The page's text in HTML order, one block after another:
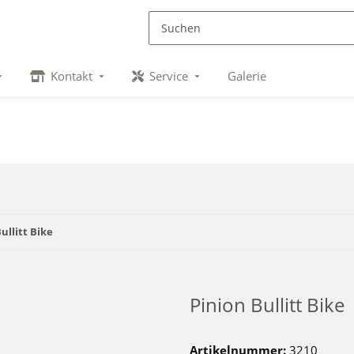
Kontakt Service Galerie
Bike
Pinion Bullitt Bike
Artikelnummer: 3210